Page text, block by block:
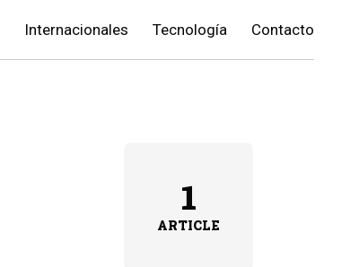
Internacionales Tecnología Contacto
1
ARTICLE